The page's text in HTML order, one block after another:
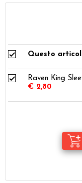
Questo
Raven King
€ 2,80